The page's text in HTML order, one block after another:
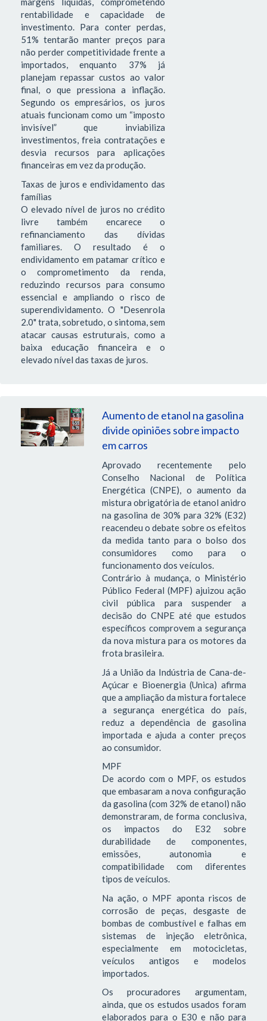
rentabilidade e capacidade de
investimento. Para conter perdas,
51% tentarão manter preços para
não perder competitividade frente a
importados, enquanto 37% já
planejam repassar custos ao valor
final, o que pressiona a inflação.
Segundo os empresários, os juros
atuais funcionam como um “imposto
invisível” que inviabiliza
investimentos, freia contratações e
desvia recursos para aplicações
financeiras em vez da produção.
Taxas de juros e endividamento das
famílias
O elevado nível de juros no crédito
livre também encarece o
refinanciamento das dívidas
familiares. O resultado é o
endividamento em patamar crítico e
o comprometimento da renda,
reduzindo recursos para consumo
essencial e ampliando o risco de
superendividamento. O "Desenrola
2.0" trata, sobretudo, o sintoma, sem
atacar causas estruturais, como a
baixa educação financeira e o
elevado nível das taxas de juros.
Aumento de etanol na gasolina
divide opiniões sobre impacto
em carros
Aprovado recentemente pelo
Conselho Nacional de Política
Energética (CNPE), o aumento da
mistura obrigatória de etanol anidro
na gasolina de 30% para 32% (E32)
reacendeu o debate sobre os efeitos
da medida tanto para o bolso dos
consumidores como para o
funcionamento dos veículos.
Contrário à mudança, o Ministério
Público Federal (MPF) ajuizou ação
civil pública para suspender a
decisão do CNPE até que estudos
específicos comprovem a segurança
da nova mistura para os motores da
frota brasileira.
Já a União da Indústria de Cana-de-
Açúcar e Bioenergia (Unica) afirma
que a ampliação da mistura fortalece
a segurança energética do país,
reduz a dependência de gasolina
importada e ajuda a conter preços
ao consumidor.
MPF
De acordo com o MPF, os estudos
que embasaram a nova configuração
da gasolina (com 32% de etanol) não
demonstraram, de forma conclusiva,
os impactos do E32 sobre
durabilidade de componentes,
emissões, autonomia e
compatibilidade com diferentes
tipos de veículos.
Na ação, o MPF aponta riscos de
corrosão de peças, desgaste de
bombas de combustível e falhas em
sistemas de injeção eletrônica,
especialmente em motocicletas,
veículos antigos e modelos
importados.
Os procuradores argumentam,
ainda, que os estudos usados foram
elaborados para o E30 e não para